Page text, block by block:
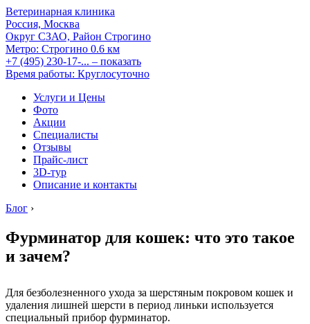
Ветеринарная клиника
Россия, Москва
Округ СЗАО, Район Строгино
Метро: Строгино 0.6 км
+7 (495) 230-17-... – показать
Время работы: Круглосуточно
Услуги и Цены
Фото
Акции
Специалисты
Отзывы
Прайс-лист
3D-тур
Описание и контакты
Блог ›
Фурминатор для кошек: что это такое
и зачем?
Для безболезненного ухода за шерстяным покровом кошек и
удаления лишней шерсти в период линьки используется
специальный прибор фурминатор.